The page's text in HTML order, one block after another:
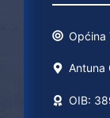
Općina
Antuna
OIB: